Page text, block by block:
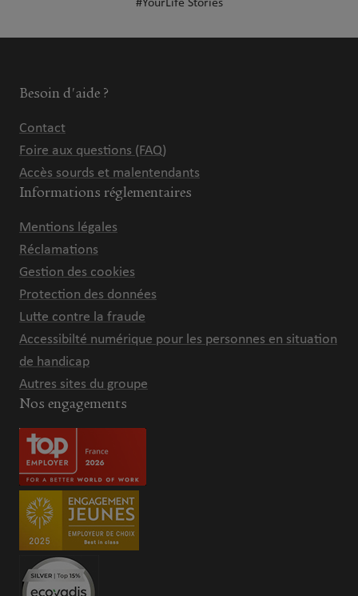
#YourLife Stories
Besoin d'aide ?
Contact
Foire aux questions (FAQ)
Accès sourds et malentendants
Informations réglementaires
Mentions légales
Réclamations
Gestion des cookies
Protection des données
Lutte contre la fraude
Accessibilté numérique pour les personnes en situation
de handicap
Autres sites du groupe
Nos engagements